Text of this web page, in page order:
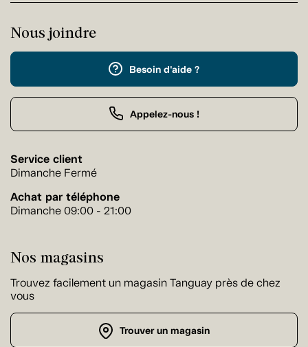
Nous joindre
Besoin d'aide ?
Appelez-nous !
Service client
Dimanche Fermé
Achat par téléphone
Dimanche 09:00 - 21:00
Nos magasins
Trouvez facilement un magasin Tanguay près de chez
vous
Trouver un magasin